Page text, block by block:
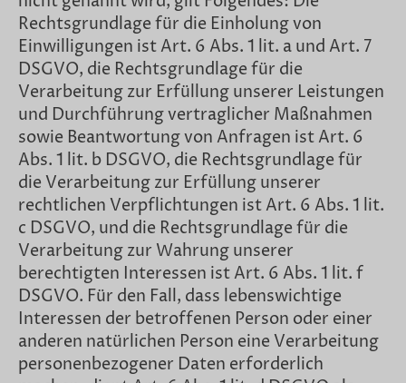
Rechtsgrundlage für die Einholung von
Einwilligungen ist Art. 6 Abs. 1 lit. a und Art. 7
DSGVO, die Rechtsgrundlage für die
Verarbeitung zur Erfüllung unserer Leistungen
und Durchführung vertraglicher Maßnahmen
sowie Beantwortung von Anfragen ist Art. 6
Abs. 1 lit. b DSGVO, die Rechtsgrundlage für
die Verarbeitung zur Erfüllung unserer
rechtlichen Verpflichtungen ist Art. 6 Abs. 1 lit.
c DSGVO, und die Rechtsgrundlage für die
Verarbeitung zur Wahrung unserer
berechtigten Interessen ist Art. 6 Abs. 1 lit. f
DSGVO. Für den Fall, dass lebenswichtige
Interessen der betroffenen Person oder einer
anderen natürlichen Person eine Verarbeitung
personenbezogener Daten erforderlich